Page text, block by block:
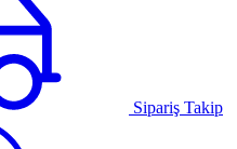
Sipariş Takip